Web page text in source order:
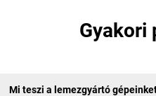
Gyakori
Mi teszi a lemezgyártó